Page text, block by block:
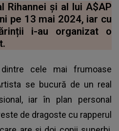
Rihannei și al lui A$AP
pe 13 mai 2024, iar cu
i-au organizat o
cele mai frumoase
se bucură de un real
iar în plan personal
de dragoste cu rapperul